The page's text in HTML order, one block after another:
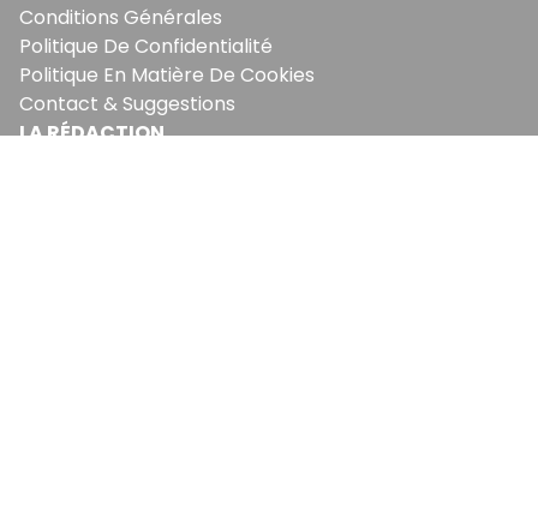
Conditions Générales
Politique De Confidentialité
Politique En Matière De Cookies
Contact & Suggestions
LA RÉDACTION